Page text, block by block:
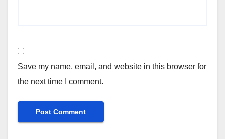
Save my name, email, and website in this browser for
the next time I comment.